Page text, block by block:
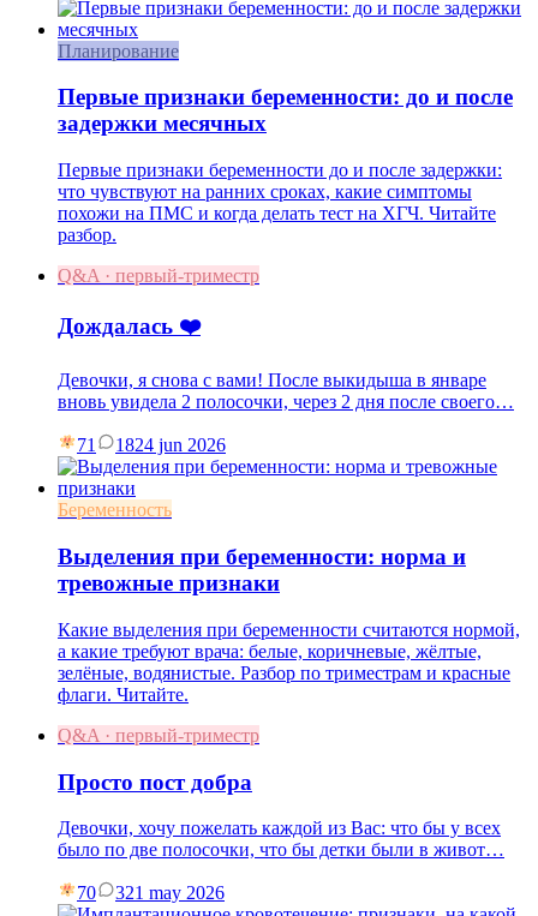
Планирование
Первые признаки беременности: до и после
задержки месячных
Первые признаки беременности до и после задержки:
что чувствуют на ранних сроках, какие симптомы
похожи на ПМС и когда делать тест на ХГЧ. Читайте
разбор.
Q&A · первый-триместр
Дождалась ❤️
Девочки, я снова с вами! После выкидыша в январе
вновь увидела 2 полосочки, через 2 дня после своего…
71 1824 jun 2026
Беременность
Выделения при беременности: норма и
тревожные признаки
Какие выделения при беременности считаются нормой,
а какие требуют врача: белые, коричневые, жёлтые,
зелёные, водянистые. Разбор по триместрам и красные
флаги. Читайте.
Q&A · первый-триместр
Просто пост добра
Девочки, хочу пожелать каждой из Вас: что бы у всех
было по две полосочки, что бы детки были в живот…
70 321 may 2026